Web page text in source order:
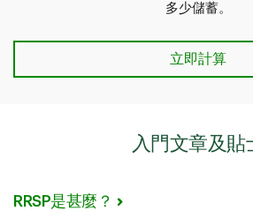
多少儲蓄。
立即計算
入門文章及貼
RRSP是甚麼？